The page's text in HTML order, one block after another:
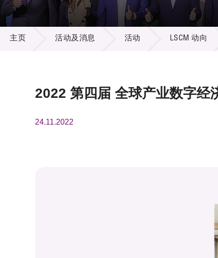
招标通
征求研
项目资
资讯中
多媒体
出版刊物
活动及消息
主页 活动及消息 活动 LSCM 动向
2022 第四届 全球产业数字经
24.11.2022